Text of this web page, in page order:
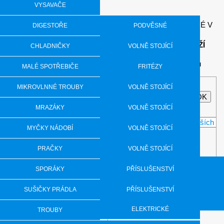
VEŠKERÉ ZBOŽÍ UVEDENÉ V
VĚTŠINOUPOUŽITÉ ZBOŽÍ
Celkem nalezeno produktů
Značky:
BEKO
Řadit podle:
Zobrazit jako:
MNV4460
VYSAVAČE
DIGESTOŘE PODVĚSNÉ
TELESKOPICKÉ VÝSUVNÉ
KOMÍNOVÉ
CHLADNIČKY VOLNĚ STOJÍCÍ
VESTAVBY
MALÉ SPOTŘEBIČE FRITÉZY
MIXÉRY
RYCHLOVARNÉ KONVICE
VYSAVAČE
VÝROBNÍKY LEDU
VÝROBNÍKY SODY
VAŘIČE
MIKROVLNNÉ TROUBY VOLNĚ STOJÍCÍ
VESTAVNÉ
MRAZÁKY VOLNĚ STOJÍCÍ
VESTAVNÉ
MYČKY NÁDOBÍ VOLNĚ STOJÍCÍ
VESTAVNÉ
PRAČKY VOLNĚ STOJÍCÍ
VESTAVNÉ
SE SUŠIČKOU
PŘÍSLUŠENSTVÍ
SPORÁKY PŘÍSLUŠENSTVÍ
KOMBINOVANÉ
ELEKTRICKÉ
SUŠIČKY PRÁDLA PŘÍSLUŠENSTVÍ
TROUBY